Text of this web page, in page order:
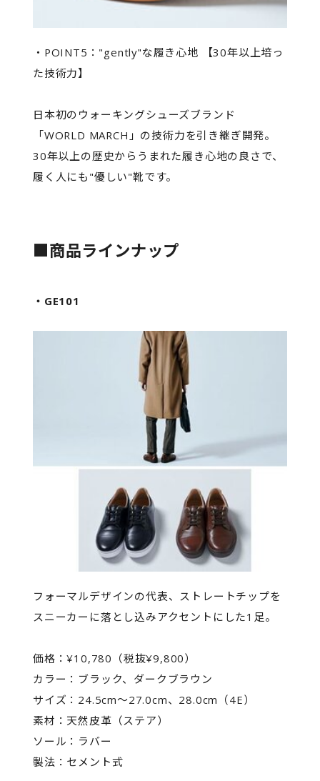
・POINT5："gently"な履き心地 【30年以上培っ
た技術力】
日本初のウォーキングシューズブランド
「WORLD MARCH」の技術力を引き継ぎ開発。
30年以上の歴史からうまれた履き心地の良さで、
履く人にも"優しい"靴です。
■商品ラインナップ
・GE101
フォーマルデザインの代表、ストレートチップを
スニーカーに落とし込みアクセントにした1足。
価格：¥10,780（税抜¥9,800）
カラー：ブラック、ダークブラウン
サイズ：24.5cm～27.0cm、28.0cm（4E）
素材：天然皮革（ステア）
ソール：ラバー
製法：セメント式